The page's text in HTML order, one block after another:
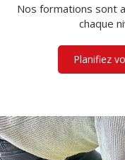
Nos formations sont
chaque
Planifiez